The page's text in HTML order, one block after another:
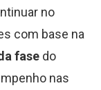
no
com base na
fase do
nas